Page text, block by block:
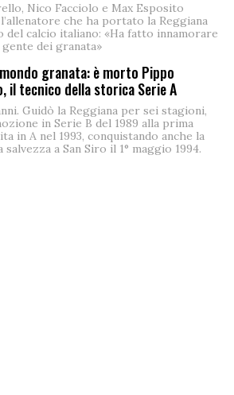
Nico Facciolo e Max Esposito
che ha portato la Reggiana
del calcio italiano: «Ha fatto innamorare
dei granata»
granata: è morto Pippo
il tecnico della storica Serie A
Guidò la Reggiana per sei stagioni,
in Serie B del 1989 alla prima
in A nel 1993, conquistando anche la
salvezza a San Siro il 1° maggio 1994.